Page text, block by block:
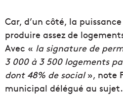
Car, d’un côté, la
produire assez de
Avec « la signature de
3 000 à 3 500 logements
dont 48% de social», note
municipal délégué au sujet.